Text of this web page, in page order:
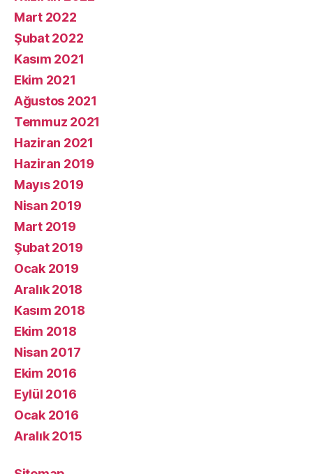
Mart 2022
Şubat 2022
Kasım 2021
Ekim 2021
Ağustos 2021
Temmuz 2021
Haziran 2021
Haziran 2019
Mayıs 2019
Nisan 2019
Mart 2019
Şubat 2019
Ocak 2019
Aralık 2018
Kasım 2018
Ekim 2018
Nisan 2017
Ekim 2016
Eylül 2016
Ocak 2016
Aralık 2015